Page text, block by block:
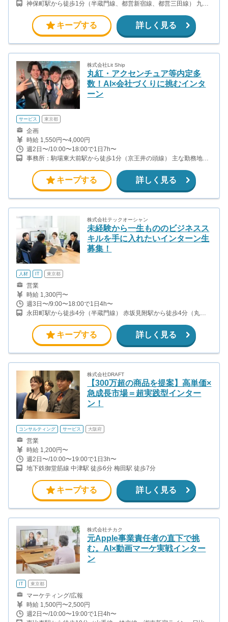
神保町駅から徒歩1分（半蔵門線、都営新宿線、都営三田線） 九段
から徒歩10分（東京メトロ千代田線）
キープする 詳しく見る
株式会社Lit Ship
丸紅・アクセンチュア等内定多
数！AI×会社づくりに挑むインタ
ーン
サービス 東京都
企画
時給 1,550円〜4,000円
週2日〜/10:00〜18:00で1日7h〜
事務所：駒場東大前駅から徒歩1分（京王井の頭線） 主な勤務地は
やららぽーとなどのショッピングモールです
キープする 詳しく見る
株式会社テックオーシャン
未経験から一生もののビジネスス
キルを手に入れたいインターン生
募集！
人材 IT 東京都
営業
時給 1,300円〜
週3日〜/9:00〜18:00で1日4h〜
永田町駅から徒歩4分（半蔵門線） 赤坂見附駅から徒歩4分（丸ノ
キープする 詳しく見る
株式会社DRAFT
【300万超の商品を提案】高単価×
急成長市場＝超実践型インター
ン！
コンサルティング サービス 大阪府
営業
時給 1,200円〜
週2日〜/10:00〜19:00で1日3h〜
地下鉄御堂筋線 中津駅 徒歩6分 梅田駅 徒歩7分
キープする 詳しく見る
株式会社チカク
元Apple事業責任者の直下で挑
む。AI×動画マーケ実戦インター
ン
IT 東京都
マーケティング/広報
時給 1,500円〜2,500円
週2日〜/10:00〜19:00で1日4h〜